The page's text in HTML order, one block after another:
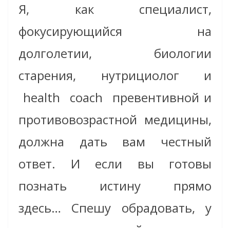
Я, как специалист,
фокусирующийся на
долголетии, биологии
старения, нутрициолог и
health coach превентивной и
противовозрастной медицины,
должна дать вам честный
ответ. И если вы готовы
познать истину прямо
здесь… Спешу обрадовать, у